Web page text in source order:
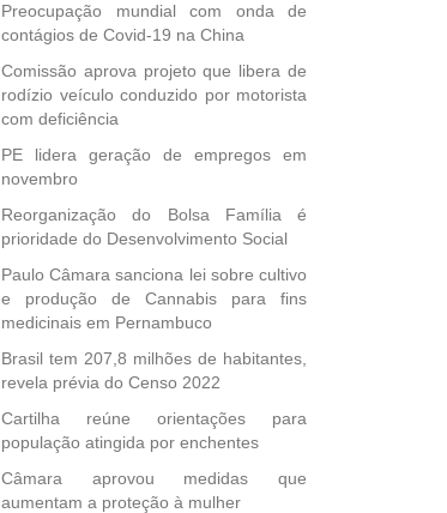
Preocupação mundial com onda de
contágios de Covid-19 na China
Comissão aprova projeto que libera de
rodízio veículo conduzido por motorista
com deficiência
PE lidera geração de empregos em
novembro
Reorganização do Bolsa Família é
prioridade do Desenvolvimento Social
Paulo Câmara sanciona lei sobre cultivo
e produção de Cannabis para fins
medicinais em Pernambuco
Brasil tem 207,8 milhões de habitantes,
revela prévia do Censo 2022
Cartilha reúne orientações para
população atingida por enchentes
Câmara aprovou medidas que
aumentam a proteção à mulher